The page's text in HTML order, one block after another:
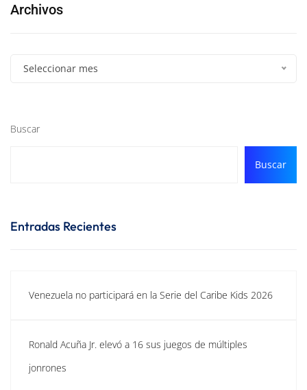
Archivos
Seleccionar mes
Buscar
Buscar
Entradas Recientes
Venezuela no participará en la Serie del Caribe Kids 2026
Ronald Acuña Jr. elevó a 16 sus juegos de múltiples
jonrones